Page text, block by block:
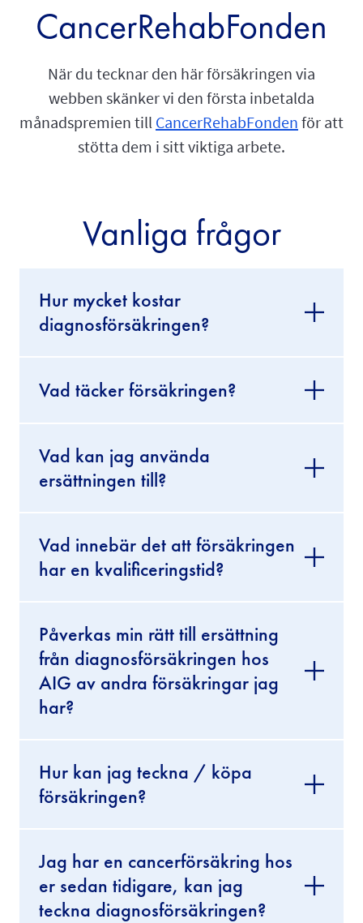
CancerRehabFonden
När du tecknar den här försäkringen via
webben skänker vi den första inbetalda
månadspremien till CancerRehabFonden för att
stötta dem i sitt viktiga arbete.
Vanliga frågor
Hur mycket kostar
diagnosförsäkringen?
Vad täcker försäkringen?
Vad kan jag använda
ersättningen till?
Vad innebär det att försäkringen
har en kvalificeringstid?
Påverkas min rätt till ersättning
från diagnosförsäkringen hos
AIG av andra försäkringar jag
har?
Hur kan jag teckna / köpa
försäkringen?
Jag har en cancerförsäkring hos
er sedan tidigare, kan jag
teckna diagnosförsäkringen?